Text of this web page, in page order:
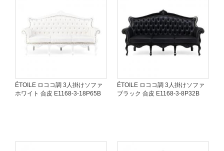
ÉTOILE ロココ調 3人掛けソファ
ホワイト 合皮 E1168-3-18P65B
ÉTOILE ロココ調 3人掛けソファ
ブラック 合皮 E1168-3-8P32B